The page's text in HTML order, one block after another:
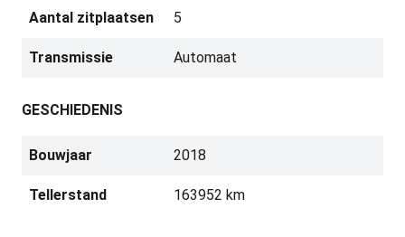
Aantal zitplaatsen 5
Transmissie Automaat
GESCHIEDENIS
Bouwjaar 2018
Tellerstand 163952 km